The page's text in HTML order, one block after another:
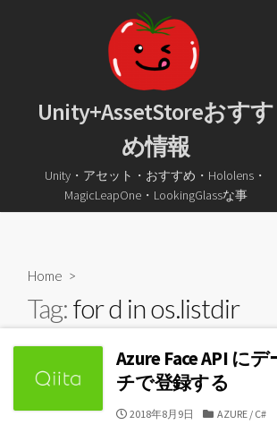
プ
Unity+AssetStoreおすす
め情報
Unity・アセット・おすすめ・Hololens・
MagicLeapOne・LookingGlassな事
Home >
Tag:for d in os.listdir
Azure Face API に
チで登録する
公
2018年8月9日
カ
AZURE/ C#